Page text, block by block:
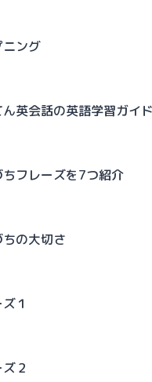
ング
英会話の英語学習ガイ
フレーズを7つ紹介
の大切さ
１
２